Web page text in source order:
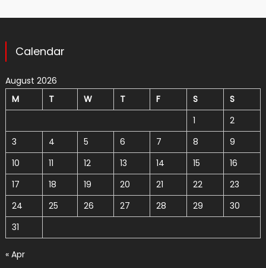
Calendar
August 2026
M
T W T F S
S
1
2
3
4 5 6 7 8
9
10
11 12 13 14 15
16
17
18 19 20 21 22
23
24
25 26 27 28 29
30
31
« Apr